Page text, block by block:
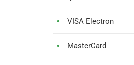
VISA Electron
MasterCard